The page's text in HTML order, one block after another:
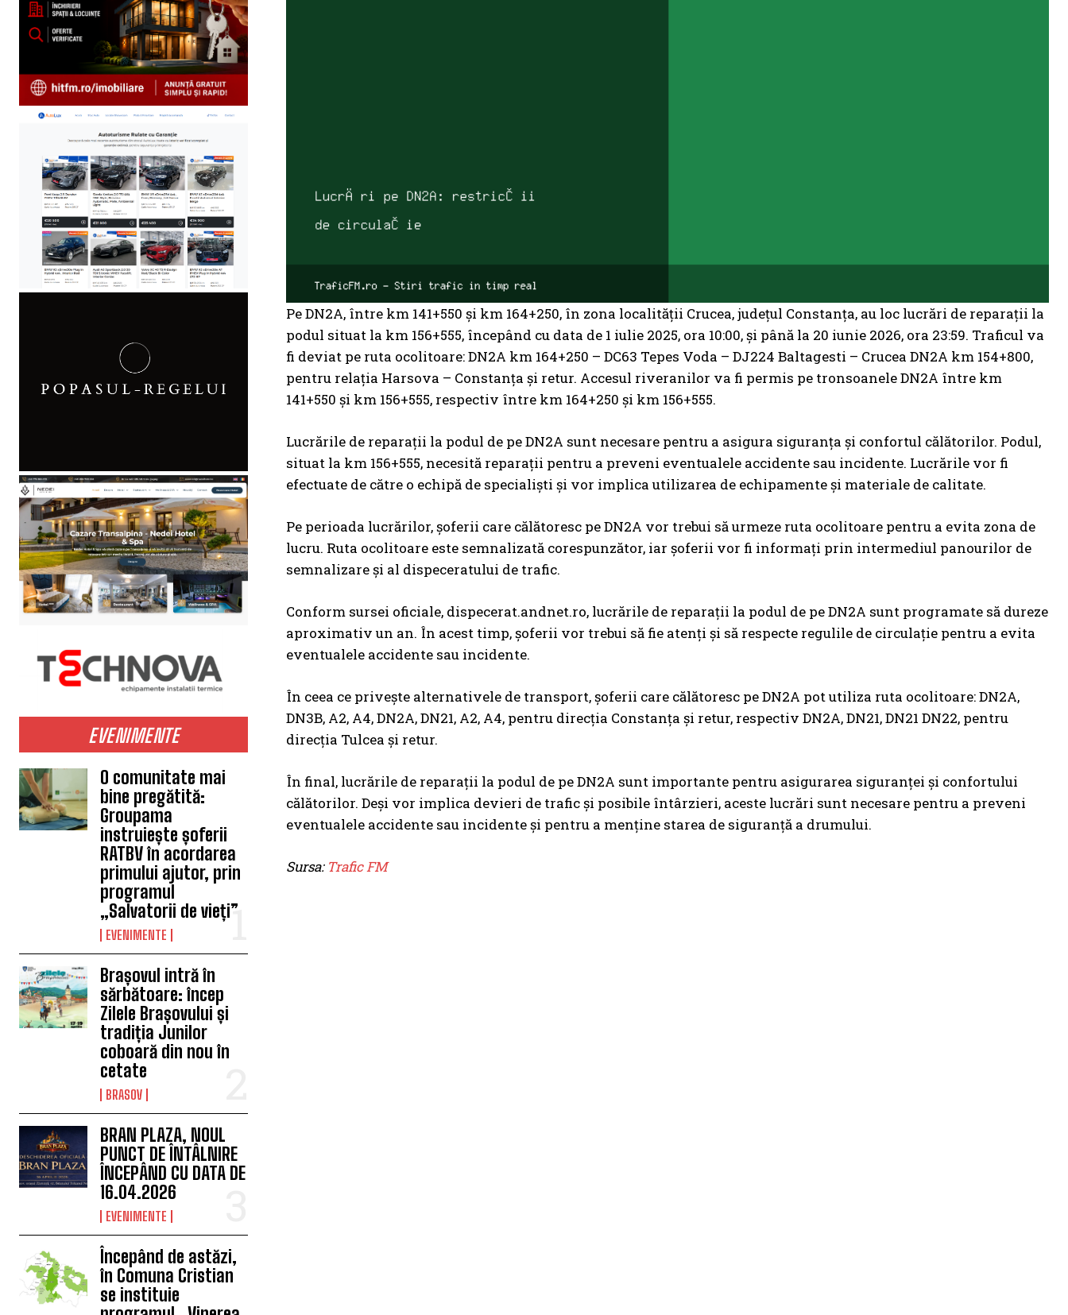
EVENIMENTE
O comunitate mai
bine pregătită:
Groupama
instruiește șoferii
RATBV în acordarea
primului ajutor, prin
programul
„Salvatorii de vieți”
EVENIMENTE
Brașovul intră în
sărbătoare: încep
Zilele Brașovului și
tradiția Junilor
coboară din nou în
cetate
BRASOV
BRAN PLAZA, NOUL
PUNCT DE ÎNTÂLNIRE
ÎNCEPÂND CU DATA DE
16.04.2026
EVENIMENTE
Începând de astăzi,
în Comuna Cristian
se instituie
Pe DN2A, între km 141+550 și km 164+250, în zona localității Crucea, județul Constanța, au loc lucrări de reparații la
podul situat la km 156+555, începând cu data de 1 iulie 2025, ora 10:00, și până la 20 iunie 2026, ora 23:59. Traficul va
fi deviat pe ruta ocolitoare: DN2A km 164+250 – DC63 Tepes Voda – DJ224 Baltagesti – Crucea DN2A km 154+800,
pentru relația Harsova – Constanța și retur. Accesul riveranilor va fi permis pe tronsoanele DN2A între km
141+550 și km 156+555, respectiv între km 164+250 și km 156+555.
Lucrările de reparații la podul de pe DN2A sunt necesare pentru a asigura siguranța și confortul călătorilor. Podul,
situat la km 156+555, necesită reparații pentru a preveni eventualele accidente sau incidente. Lucrările vor fi
efectuate de către o echipă de specialiști și vor implica utilizarea de echipamente și materiale de calitate.
Pe perioada lucrărilor, șoferii care călătoresc pe DN2A vor trebui să urmeze ruta ocolitoare pentru a evita zona de
lucru. Ruta ocolitoare este semnalizată corespunzător, iar șoferii vor fi informați prin intermediul panourilor de
semnalizare și al dispeceratului de trafic.
Conform sursei oficiale, dispecerat.andnet.ro, lucrările de reparații la podul de pe DN2A sunt programate să dureze
aproximativ un an. În acest timp, șoferii vor trebui să fie atenți și să respecte regulile de circulație pentru a evita
eventualele accidente sau incidente.
În ceea ce privește alternativele de transport, șoferii care călătoresc pe DN2A pot utiliza ruta ocolitoare: DN2A,
DN3B, A2, A4, DN2A, DN21, A2, A4, pentru direcția Constanța și retur, respectiv DN2A, DN21, DN21 DN22, pentru
direcția Tulcea și retur.
În final, lucrările de reparații la podul de pe DN2A sunt importante pentru asigurarea siguranței și confortului
călătorilor. Deși vor implica devieri de trafic și posibile întârzieri, aceste lucrări sunt necesare pentru a preveni
eventualele accidente sau incidente și pentru a menține starea de siguranță a drumului.
Sursa: Trafic FM